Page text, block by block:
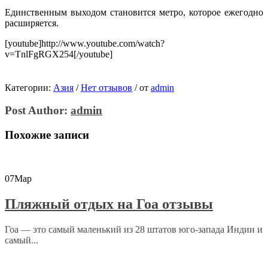
Единственным выходом становится метро, которое ежегодно
расширяется.
[youtube]http://www.youtube.com/watch?
v=TnlFgRGX254[/youtube]
Категории: Азия / Нет отзывов /от admin
Post Author: admin
Похожие записи
07Мар
Пляжный отдых на Гоа отзывы
Гоа — это самый маленький из 28 штатов юго-запада Индии и
самый...